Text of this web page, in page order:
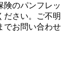
険のパンフレッ
ださい。ご不明
でお問い合わせ